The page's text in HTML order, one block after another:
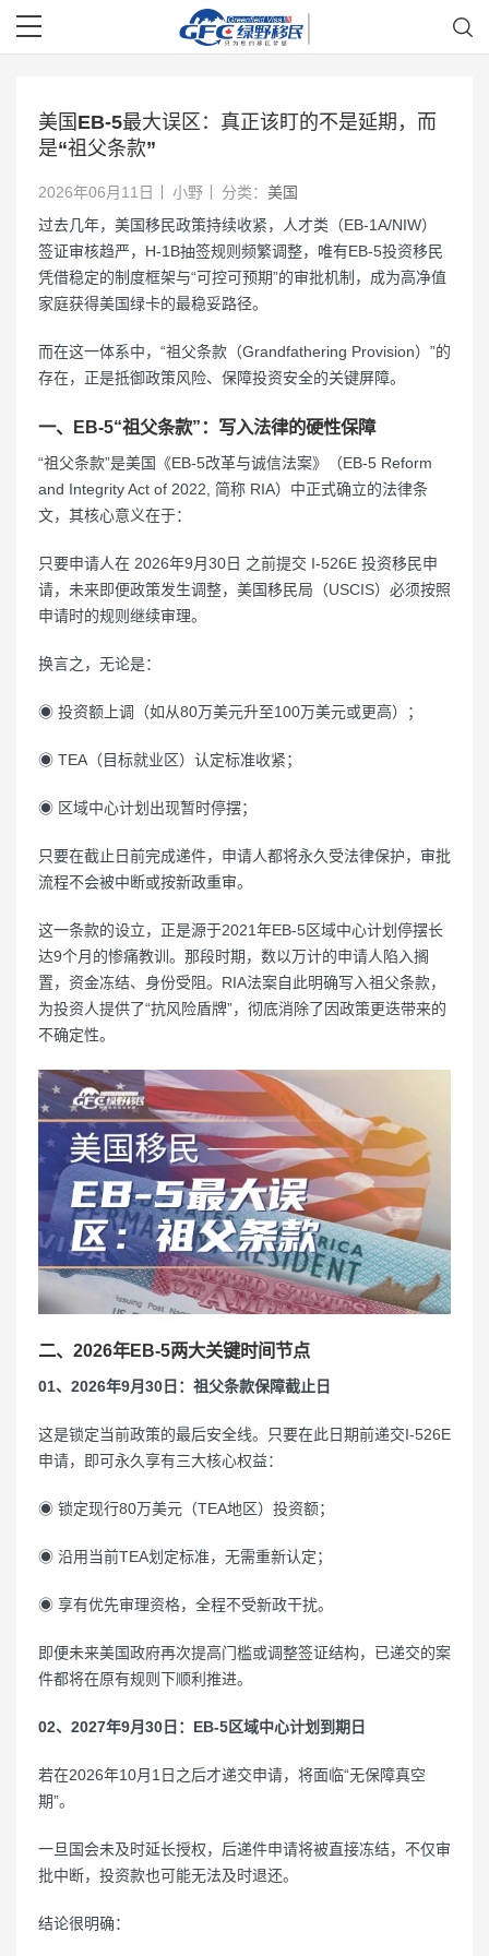
美国EB-5最大误区：真正该盯的不是延期，而
是“祖父条款”
2026年06月11日 小野 分类： 美国
过去几年，美国移民政策持续收紧，人才类（EB-1A/NIW）
签证审核趋严，H-1B抽签规则频繁调整，唯有EB-5投资移民
凭借稳定的制度框架与“可控可预期”的审批机制，成为高净值
家庭获得美国绿卡的最稳妥路径。
而在这一体系中，“祖父条款（Grandfathering Provision）”的
存在，正是抵御政策风险、保障投资安全的关键屏障。
一、EB-5“祖父条款”：写入法律的硬性保障
“祖父条款”是美国《EB-5改革与诚信法案》（EB-5 Reform
and Integrity Act of 2022, 简称 RIA）中正式确立的法律条
文，其核心意义在于：
只要申请人在 2026年9月30日 之前提交 I-526E 投资移民申
请，未来即便政策发生调整，美国移民局（USCIS）必须按照
申请时的规则继续审理。
换言之，无论是：
◉ 投资额上调（如从80万美元升至100万美元或更高）；
◉ TEA（目标就业区）认定标准收紧；
◉ 区域中心计划出现暂时停摆；
只要在截止日前完成递件，申请人都将永久受法律保护，审批
流程不会被中断或按新政重审。
这一条款的设立，正是源于2021年EB-5区域中心计划停摆长
达9个月的惨痛教训。那段时期，数以万计的申请人陷入搁
置，资金冻结、身份受阻。RIA法案自此明确写入祖父条款，
为投资人提供了“抗风险盾牌”，彻底消除了因政策更迭带来的
不确定性。
二、2026年EB-5两大关键时间节点
01、2026年9月30日：祖父条款保障截止日
这是锁定当前政策的最后安全线。只要在此日期前递交I-526E
申请，即可永久享有三大核心权益：
◉ 锁定现行80万美元（TEA地区）投资额；
◉ 沿用当前TEA划定标准，无需重新认定；
◉ 享有优先审理资格，全程不受新政干扰。
即便未来美国政府再次提高门槛或调整签证结构，已递交的案
件都将在原有规则下顺利推进。
02、2027年9月30日：EB-5区域中心计划到期日
若在2026年10月1日之后才递交申请，将面临“无保障真空
期”。
一旦国会未及时延长授权，后递件申请将被直接冻结，不仅审
批中断，投资款也可能无法及时退还。
结论很明确：